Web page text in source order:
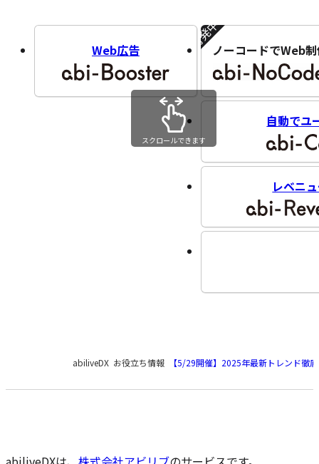
Web広告 ノーコードでWeb
開発中!!
自動でユ
レベニ
スクロールできます
の
の
abiliveDX お役立ち情報 【5/29開催】2025年最新トレンド徹